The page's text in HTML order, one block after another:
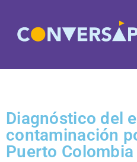
Diagnóstico del
contaminación
Puerto Colombia